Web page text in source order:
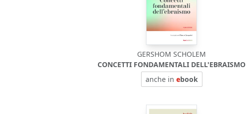
GERSHOM SCHOLEM
CONCETTI FONDAMENTALI DELL'EBRAISMO
anche in ebook